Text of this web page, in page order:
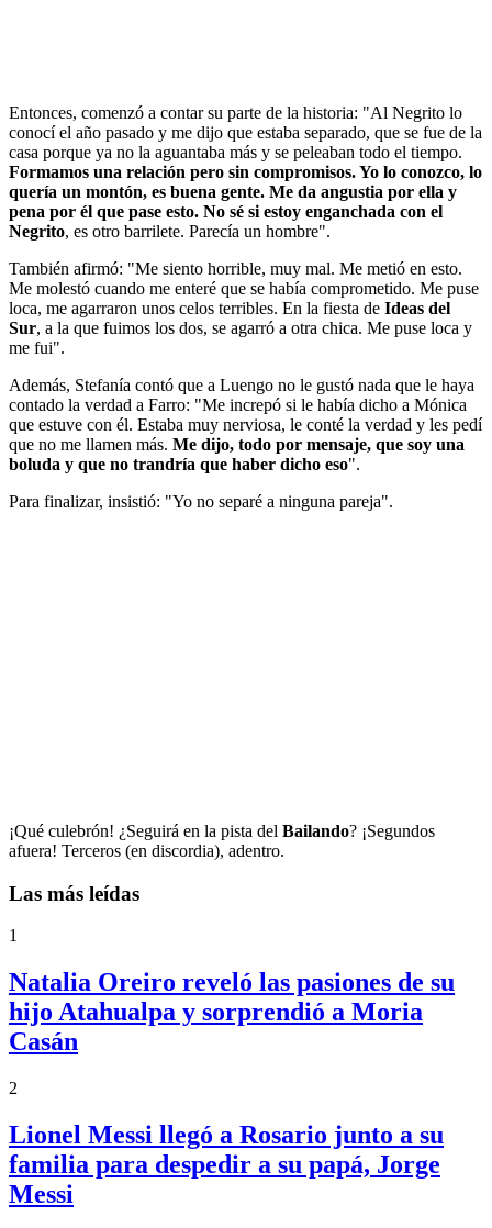
Entonces, comenzó a contar su parte de la historia: "Al Negrito lo
conocí el año pasado y me dijo que estaba separado, que se fue de la
casa porque ya no la aguantaba más y se peleaban todo el tiempo.
Formamos una relación pero sin compromisos. Yo lo conozco, lo
quería un montón, es buena gente. Me da angustia por ella y
pena por él que pase esto. No sé si estoy enganchada con el
Negrito, es otro barrilete. Parecía un hombre".
También afirmó: "Me siento horrible, muy mal. Me metió en esto.
Me molestó cuando me enteré que se había comprometido. Me puse
loca, me agarraron unos celos terribles. En la fiesta de Ideas del
Sur, a la que fuimos los dos, se agarró a otra chica. Me puse loca y
me fui".
Además, Stefanía contó que a Luengo no le gustó nada que le haya
contado la verdad a Farro: "Me increpó si le había dicho a Mónica
que estuve con él. Estaba muy nerviosa, le conté la verdad y les pedí
que no me llamen más. Me dijo, todo por mensaje, que soy una
boluda y que no trandría que haber dicho eso".
Para finalizar, insistió: "Yo no separé a ninguna pareja".
¡Qué culebrón! ¿Seguirá en la pista del Bailando? ¡Segundos
afuera! Terceros (en discordia), adentro.
Las más leídas
1
Natalia Oreiro reveló las pasiones de su
hijo Atahualpa y sorprendió a Moria
Casán
2
Lionel Messi llegó a Rosario junto a su
familia para despedir a su papá, Jorge
Messi